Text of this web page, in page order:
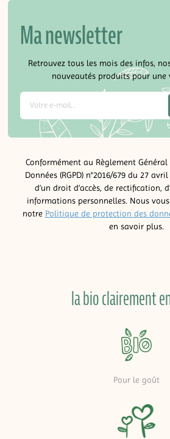
Ma newsletter
Retrouvez tous les mois des infos,
nouveautés produits pour une
Conformément au Règlement
Données (RGPD) n°2016/679 du 27
d’un droit d’accès, de rectification,
informations personnelles. Nous
notre Politique de protection des
en savoir plus.
la bio clairement
Pour le goût